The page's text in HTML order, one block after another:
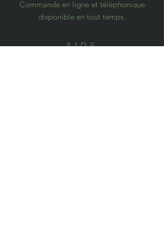
Commande en ligne et téléphonique
disponible en tout temps.
AIDE